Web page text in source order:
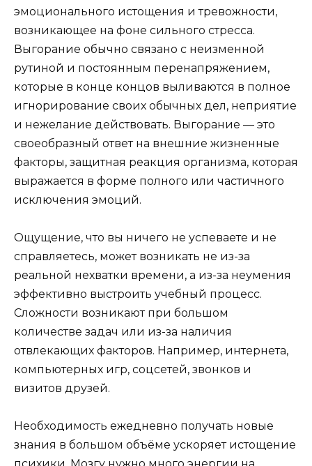
эмоционального истощения и тревожности,
возникающее на фоне сильного стресса.
Выгорание обычно связано с неизменной
рутиной и постоянным перенапряжением,
которые в конце концов выливаются в полное
игнорирование своих обычных дел, неприятие
и нежелание действовать. Выгорание — это
своеобразный ответ на внешние жизненные
факторы, защитная реакция организма, которая
выражается в форме полного или частичного
исключения эмоций.
Ощущение, что вы ничего не успеваете и не
справляетесь, может возникать не из-за
реальной нехватки времени, а из-за неумения
эффективно выстроить учебный процесс.
Сложности возникают при большом
количестве задач или из-за наличия
отвлекающих факторов. Например, интернета,
компьютерных игр, соцсетей, звонков и
визитов друзей.
Необходимость ежедневно получать новые
знания в большом объёме ускоряет истощение